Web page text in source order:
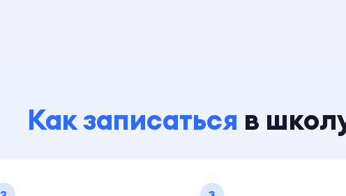
Как записаться в